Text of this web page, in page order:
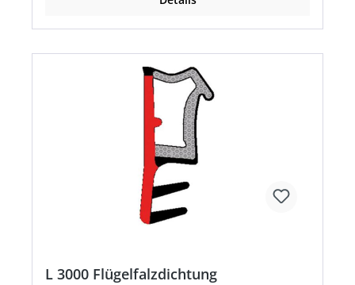
L 3000 Flügelfalzdichtung